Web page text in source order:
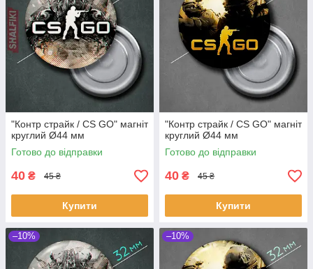
"Контр страйк / CS GO" магніт
круглий Ø44 мм
Готово до відправки
40 ₴ 45 ₴
Купити
"Контр страйк / CS GO" магніт
круглий Ø44 мм
Готово до відправки
40 ₴ 45 ₴
Купити
–10% –10%